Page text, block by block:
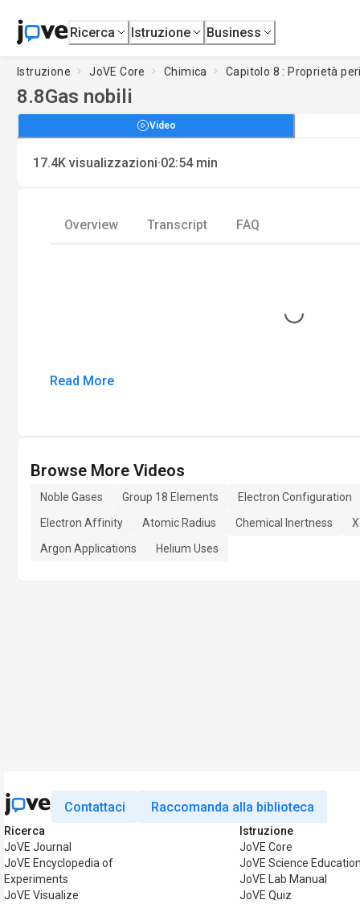
Ricerca Istruzione Business
Istruzione JoVE Core Chimica Capitolo 8 : Proprietà
8.8Gas nobili
Video
17.4K visualizzazioni·02:54 min
Overview Transcript FAQ
Loading...
Read More
Browse More Videos
Noble Gases Group 18 Elements
Electron Configuration
Electron Affinity
Atomic Radius Chemical Inertness
Argon Applications
Helium Uses
Contattaci Raccomanda alla biblioteca
Ricerca
JoVE Journal
JoVE Encyclopedia of
Experiments
JoVE Visualize
Istruzione
JoVE Core
JoVE Science
JoVE Lab Manual
JoVE Quiz